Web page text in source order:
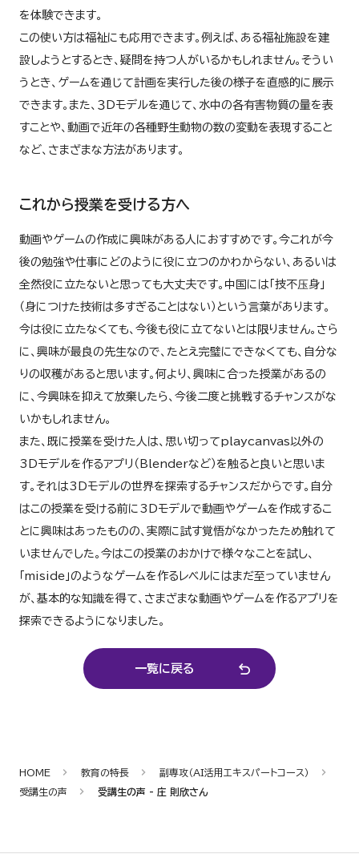
を体験できます。
この使い方は福祉にも応用できます。例えば、ある福祉施設を建
設しようとするとき、疑問を持つ人がいるかもしれません。そうい
うとき、ゲームを通じて計画を実行した後の様子を直感的に展示
できます。また、３Dモデルを通じて、水中の各有害物質の量を表
すことや、動画で近年の各種野生動物の数の変動を表現すること
など、さまざまな方法があります。
これから授業を受ける方へ
動画やゲームの作成に興味がある人におすすめです。今これが今
後の勉強や仕事にどのように役に立つのかわからない、あるいは
全然役に立たないと思っても大丈夫です。中国には「技不压身」
（身につけた技術は多すぎることはない）という言葉があります。
今は役に立たなくても、今後も役に立てないとは限りません。さら
に、興味が最良の先生なので、たとえ完璧にできなくても、自分な
りの収穫があると思います。何より、興味に合った授業があるの
に、今興味を抑えて放棄したら、今後二度と挑戦するチャンスがな
いかもしれません。
また、既に授業を受けた人は、思い切ってplaycanvas以外の
3Dモデルを作るアプリ（Blenderなど）を触ると良いと思いま
す。それは3Dモデルの世界を探索するチャンスだからです。自分
はこの授業を受ける前に3Dモデルで動画やゲームを作成するこ
とに興味はあったものの、実際に試す覚悟がなかったため触れて
いませんでした。今はこの授業のおかけで様々なことを試し、
「miside」のようなゲームを作るレベルにはまだ至っていません
が、基本的な知識を得て、さまざまな動画やゲームを作るアプリを
探索できるようになりました。
一覧に戻る
HOME 教育の特長
副専攻（AI活用エキスパートコース）
受講生の声
受講生の声 - 庄 則欣さん